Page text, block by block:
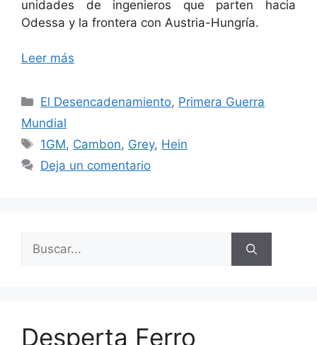
unidades de ingenieros que parten hacia
Odessa y la frontera con Austria-Hungría.
Leer más
Categorías
El Desencadenamiento, Primera Guerra
Mundial
Etiquetas
1GM, Cambon, Grey, Hein
Deja un comentario
Buscar:
Desperta Ferro